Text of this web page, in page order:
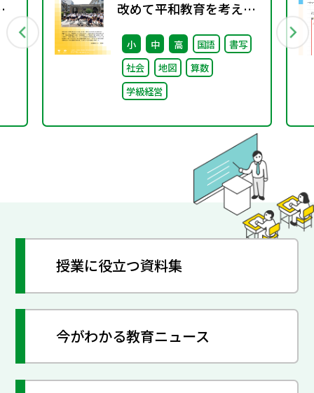
改めて平和教育を考え
る〜「あの日」を語り継
ぐ本川小学校の子どもた
ち〜
小 中 高 国語
書写
社会
地図
算数
学級経営
授業に役立つ資料集
今がわかる教育ニュース